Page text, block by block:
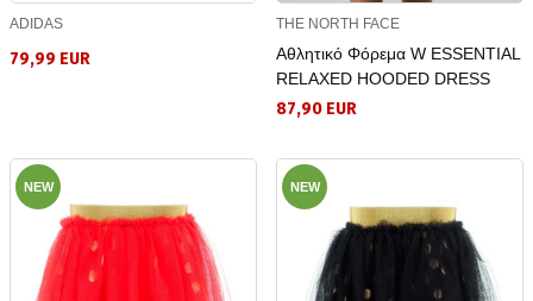
ADIDAS
79,99 EUR
THE NORTH FACE
Αθλητικό Φόρεμα W ESSENTIAL
RELAXED HOODED DRESS
87,90 EUR
NEW NEW